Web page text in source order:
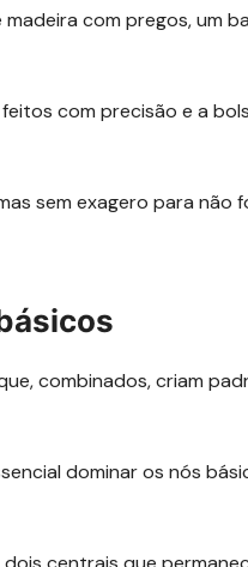
com pregos, um
com precisão e a
sem exagero para não
combinados, criam
dominar os nós